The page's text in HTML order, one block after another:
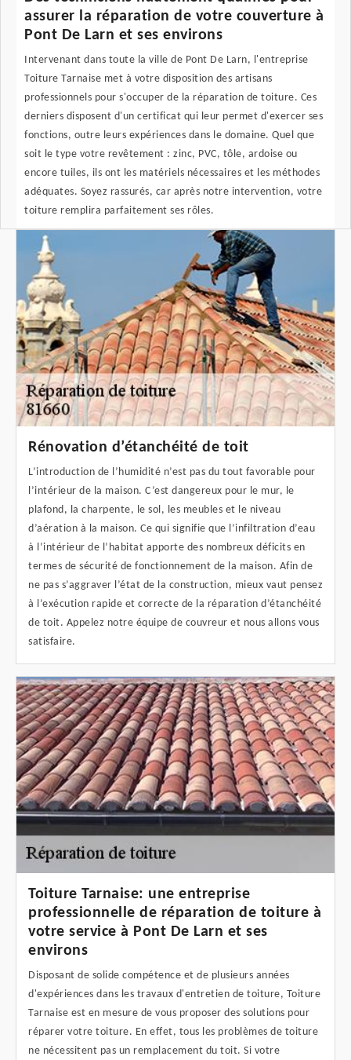
assurer la réparation de votre couverture à
Pont De Larn et ses environs
Intervenant dans toute la ville de Pont De Larn, l'entreprise
Toiture Tarnaise met à votre disposition des artisans
professionnels pour s'occuper de la réparation de toiture. Ces
derniers disposent d'un certificat qui leur permet d'exercer ses
fonctions, outre leurs expériences dans le domaine. Quel que
soit le type votre revêtement : zinc, PVC, tôle, ardoise ou
encore tuiles, ils ont les matériels nécessaires et les méthodes
adéquates. Soyez rassurés, car après notre intervention, votre
toiture remplira parfaitement ses rôles.
Rénovation d’étanchéité de toit
L’introduction de l’humidité n’est pas du tout favorable pour
l’intérieur de la maison. C’est dangereux pour le mur, le
plafond, la charpente, le sol, les meubles et le niveau
d’aération à la maison. Ce qui signifie que l’infiltration d’eau
à l’intérieur de l’habitat apporte des nombreux déficits en
termes de sécurité de fonctionnement de la maison. Afin de
ne pas s’aggraver l’état de la construction, mieux vaut pensez
à l’exécution rapide et correcte de la réparation d’étanchéité
de toit. Appelez notre équipe de couvreur et nous allons vous
satisfaire.
Toiture Tarnaise: une entreprise
professionnelle de réparation de toiture à
votre service à Pont De Larn et ses
environs
Disposant de solide compétence et de plusieurs années
d'expériences dans les travaux d'entretien de toiture, Toiture
Tarnaise est en mesure de vous proposer des solutions pour
réparer votre toiture. En effet, tous les problèmes de toiture
ne nécessitent pas un remplacement du toit. Si votre